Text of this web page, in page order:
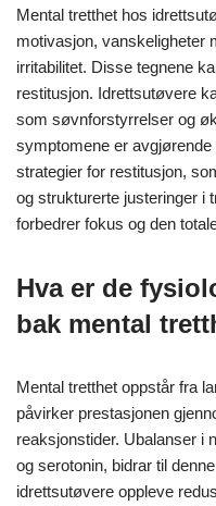
Mental tretthet hos
motivasjon, vanskeligheter
irritabilitet. Disse tegnene
restitusjon. Idrettsutøvere
som søvnforstyrrelser og
symptomene er
strategier for restitusjon,
og strukturerte justeringer i
forbedrer fokus og den
Hva er de
bak mental
Mental tretthet oppstår fra
påvirker prestasjonen
reaksjonstider. Ubalanser i
og serotonin, bidrar til
idrettsutøvere oppleve